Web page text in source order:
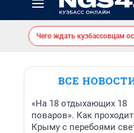
Чего ждать кузбассовцам
ВСЕ
«На 18 отдыхающих 18
поваров». Как
Крыму с перебоями